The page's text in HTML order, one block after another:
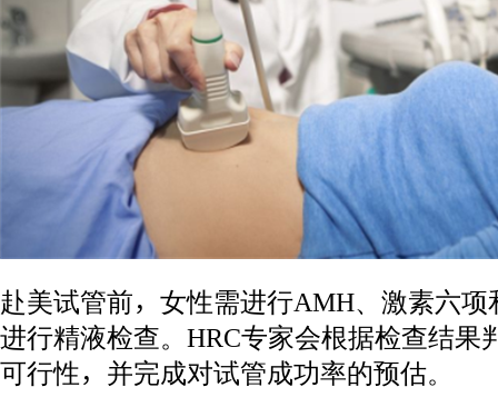
赴美试管前，女性需进行AMH、激素六
进行精液检查。HRC专家会根据检查结果
可行性，并完成对试管成功率的预估。